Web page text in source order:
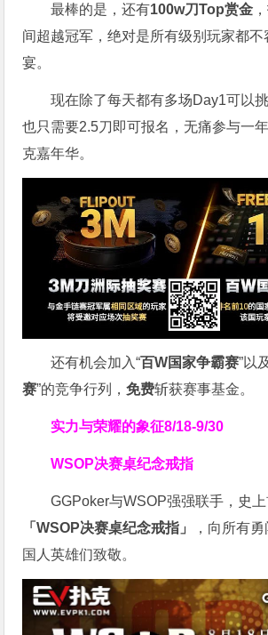
最棒的是，还有100w刀Top赏金
间超越冠军，绝对是所有级别玩家都不
宴。
现在除了每天都有多场Day1可以
也只需要2.5刀即可报名，无痛参与一
克嘉年华。
还有机会加入“百W国家争霸赛”以
赛”的竞争行列，免费斩获赛事基金。
实力与荣耀的象征8/18-9/30
WSOP决赛桌纪念戒指
GGPoker与WSOP强强联手，史
「WSOP决赛桌纪念戒指」
，向所有
国人英雄们致敬。